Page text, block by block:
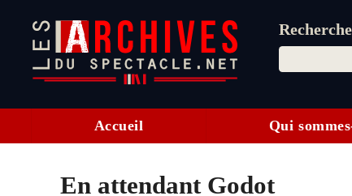
Accueil Qui
En attendant Godot